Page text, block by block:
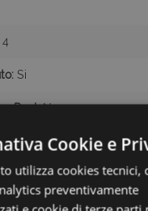
4
Si
Pool:No
Si
Si
Si
Cookie e
utilizza cookies tecnici,
preventivamente